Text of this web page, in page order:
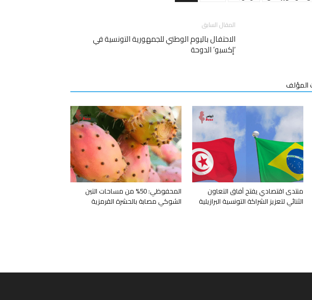
المقال السابق
الاحتفال باليوم الوطني للجمهورية التونسية في
‘إكسبو’ الدوحة
المؤلف
المحفوظي: 50% من مساحات التين
الشوكي مصابة بالحشرة القرمزية
منتدى اقتصادي يفتح آفاق التعاون
الثنائي لتعزيز الشراكة التونسية البرازيلية